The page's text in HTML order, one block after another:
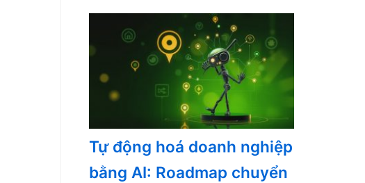
Tự động hoá doanh nghiệp
bằng AI: Roadmap chuyển